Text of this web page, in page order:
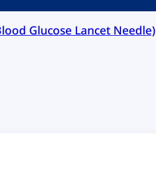
Glucose Lancet Needle)